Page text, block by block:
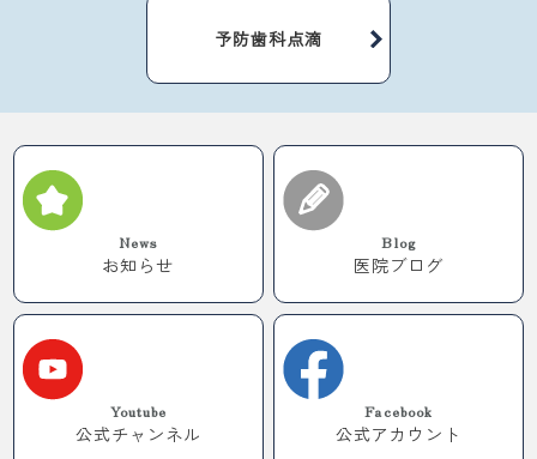
予防歯科点滴
News
お知らせ
Blog
医院ブログ
Youtube
公式チャンネル
Facebook
公式アカウント